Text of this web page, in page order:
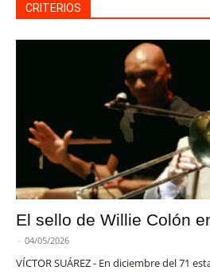
CRITERIOS
El sello de Willie Colón
- 04/05/2026
VÍCTOR SUÁREZ - En diciembre del 71